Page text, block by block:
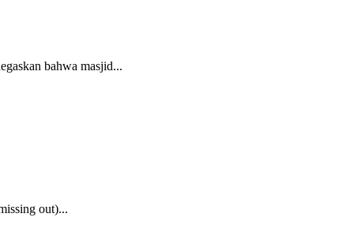
bahwa masjid...
out)...